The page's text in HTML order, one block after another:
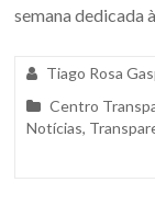
semana dedicada
Tiago Rosa
Centro
Notícias,